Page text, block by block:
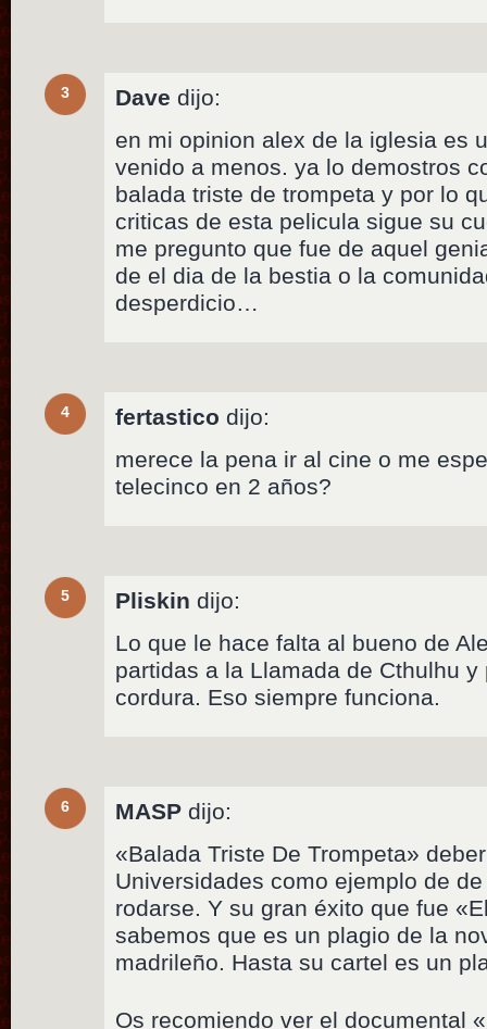
3 Dave dijo:
en mi opinion alex de la iglesia es
venido a menos. ya lo demostros
balada triste de trompeta y por lo
criticas de esta pelicula sigue su
me pregunto que fue de aquel
de el dia de la bestia o la
desperdicio…
4 fertastico dijo:
merece la pena ir al cine o me
telecinco en 2 años?
5 Pliskin dijo:
Lo que le hace falta al bueno de
partidas a la Llamada de Cthulhu
cordura. Eso siempre funciona.
6 MASP dijo:
«Balada Triste De Trompeta»
Universidades como ejemplo de
rodarse. Y su gran éxito que fue
sabemos que es un plagio de la
madrileño. Hasta su cartel es un
Os recomiendo ver el documental